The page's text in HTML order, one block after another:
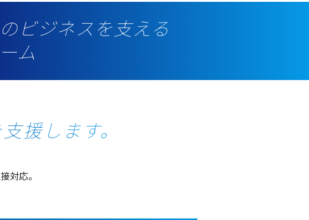
ビジネスを支える
ム
援します。
対応。